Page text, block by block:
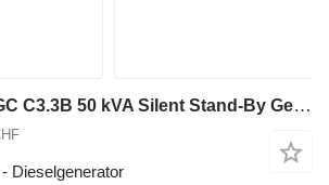
Caterpillar DE50GC C3.3B 50 kVA Silent Stand-By Generatorset CAT New !
Dieselgenerator